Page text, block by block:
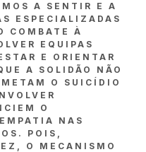
A SENTIR E A
ESPECIALIZADAS
COMBATE À
EQUIPAS
E ORIENTAR
A SOLIDÃO NÃO
O SUICÍDIO
O
NAS
POIS,
O MECANISMO